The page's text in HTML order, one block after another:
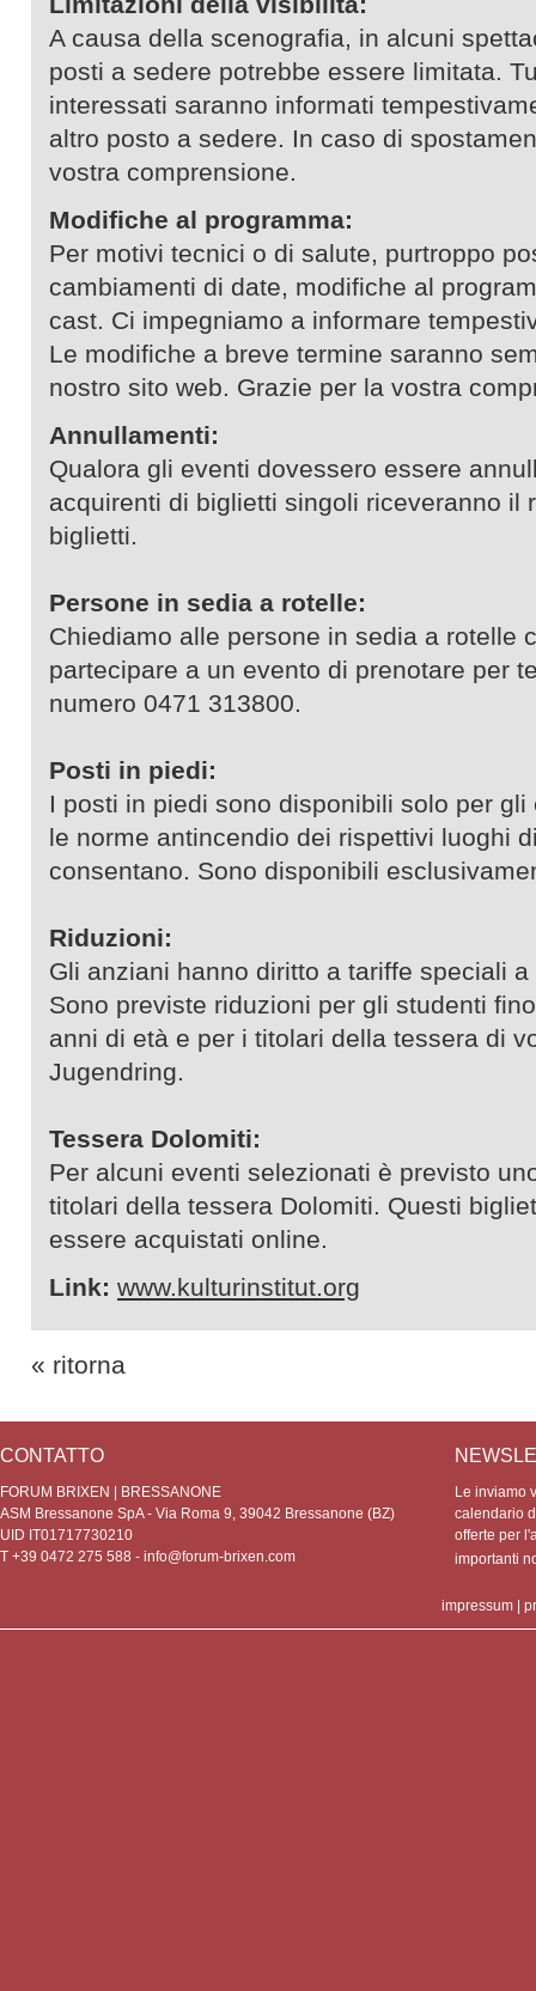
A causa della scenografia, in alcuni
posti a sedere potrebbe essere limitata.
interessati saranno informati
altro posto a sedere. In caso di
vostra comprensione.
Modifiche al programma:
Per motivi tecnici o di salute, purtroppo
cambiamenti di date, modifiche al
cast. Ci impegniamo a informare
Le modifiche a breve termine saranno
nostro sito web. Grazie per la vostra
Annullamenti:
Qualora gli eventi dovessero essere
acquirenti di biglietti singoli riceveranno il
biglietti.
Persone in sedia a rotelle:
Chiediamo alle persone in sedia a rotelle
partecipare a un evento di prenotare per
numero 0471 313800.
Posti in piedi:
I posti in piedi sono disponibili solo per
le norme antincendio dei rispettivi luoghi
consentano. Sono disponibili
Riduzioni:
Gli anziani hanno diritto a tariffe speciali
Sono previste riduzioni per gli studenti
anni di età e per i titolari della tessera di
Jugendring.
Tessera Dolomiti:
Per alcuni eventi selezionati è previsto
titolari della tessera Dolomiti. Questi
essere acquistati online.
Link: www.kulturinstitut.org
« ritorna
CONTATTO
FORUM BRIXEN | BRESSANONE
ASM Bressanone SpA - Via Roma 9, 39042 Bressanone (BZ)
UID IT01717730210
T +39 0472 275 588 - info@forum-brixen.com
Le inviamo
calendario
offerte per
importanti
impressum